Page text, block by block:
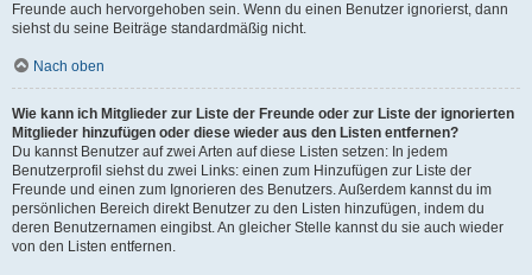
Freunde auch hervorgehoben sein. Wenn du einen Benutzer ignorierst, dann
siehst du seine Beiträge standardmäßig nicht.
Nach oben
Wie kann ich Mitglieder zur Liste der Freunde oder zur Liste der ignorierten
Mitglieder hinzufügen oder diese wieder aus den Listen entfernen?
Du kannst Benutzer auf zwei Arten auf diese Listen setzen: In jedem
Benutzerprofil siehst du zwei Links: einen zum Hinzufügen zur Liste der
Freunde und einen zum Ignorieren des Benutzers. Außerdem kannst du im
persönlichen Bereich direkt Benutzer zu den Listen hinzufügen, indem du
deren Benutzernamen eingibst. An gleicher Stelle kannst du sie auch wieder
von den Listen entfernen.